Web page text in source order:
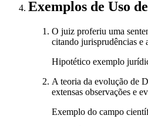
Exemplos de Uso
O juiz proferiu uma
citando jurisprudências e
Hipotético exemplo
A teoria da evolução de
extensas observações e
Exemplo do campo